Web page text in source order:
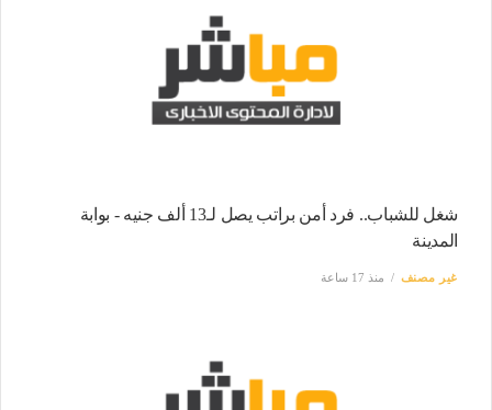
شغل للشباب.. فرد أمن براتب يصل لـ13 ألف جنيه - بوابة
المدينة
غير مصنف منذ 17 ساعة